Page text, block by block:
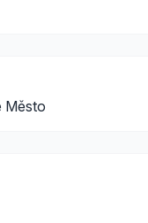
Město